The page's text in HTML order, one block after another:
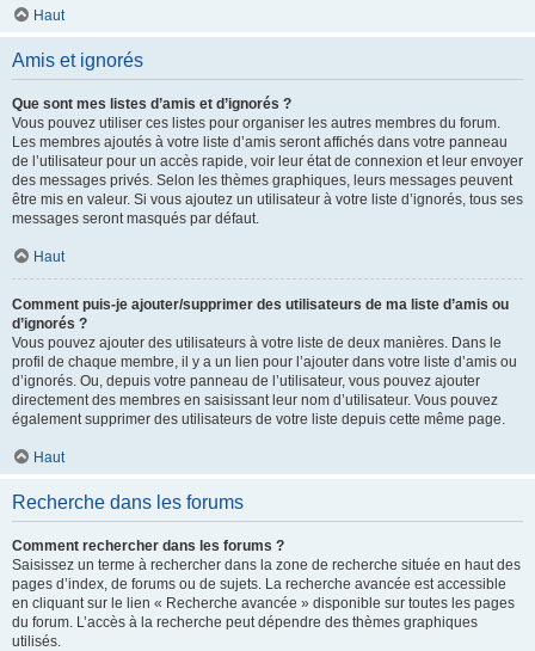
Haut
Amis et ignorés
Que sont mes listes d’amis et d’ignorés ?
Vous pouvez utiliser ces listes pour organiser les autres membres du forum.
Les membres ajoutés à votre liste d’amis seront affichés dans votre panneau
de l’utilisateur pour un accès rapide, voir leur état de connexion et leur envoyer
des messages privés. Selon les thèmes graphiques, leurs messages peuvent
être mis en valeur. Si vous ajoutez un utilisateur à votre liste d’ignorés, tous ses
messages seront masqués par défaut.
Haut
Comment puis-je ajouter/supprimer des utilisateurs de ma liste d’amis ou
d’ignorés ?
Vous pouvez ajouter des utilisateurs à votre liste de deux manières. Dans le
profil de chaque membre, il y a un lien pour l’ajouter dans votre liste d’amis ou
d’ignorés. Ou, depuis votre panneau de l’utilisateur, vous pouvez ajouter
directement des membres en saisissant leur nom d’utilisateur. Vous pouvez
également supprimer des utilisateurs de votre liste depuis cette même page.
Haut
Recherche dans les forums
Comment rechercher dans les forums ?
Saisissez un terme à rechercher dans la zone de recherche située en haut des
pages d’index, de forums ou de sujets. La recherche avancée est accessible
en cliquant sur le lien « Recherche avancée » disponible sur toutes les pages
du forum. L’accès à la recherche peut dépendre des thèmes graphiques
utilisés.